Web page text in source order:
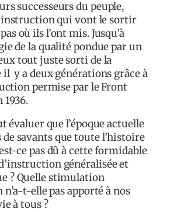
successeurs du peuple,
instruction qui vont le sortir
où ils l’ont mis. Jusqu’à
de la qualité pondue par un
tout juste sorti de la
il y a deux générations grâce à
permise par le Front
1936.
évaluer que l’époque actuelle
savants que toute l’histoire
ce pas dû à cette formidable
généralisée et
? Quelle stimulation
t-elle pas apporté à nos
à tous ?